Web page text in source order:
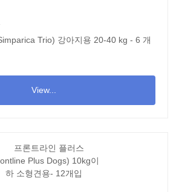
Trio) 강아지용 20-40 kg - 6 개
View...